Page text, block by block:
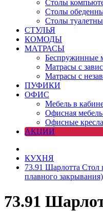
Столы
Столы
Столы
СТУЛЬЯ
КОМОДЫ
МАТРАСЫ
Беспружинные
Матрасы с
Матрасы с
ПУФИКИ
ОФИС
Мебель в
Офисная мебель
Офисные кресла
АКЦИИ
КУХНЯ
73.91 Шарлотта Стол
плавного закрывания)
73.91